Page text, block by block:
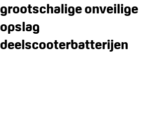
grootschalige onveilige
opslag
deelscooterbatterijen